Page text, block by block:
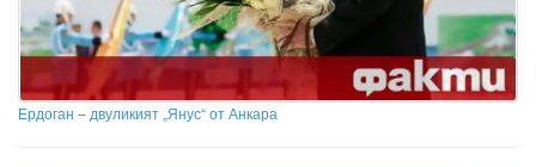
Ердоган – двуликият „Янус“ от Анкара